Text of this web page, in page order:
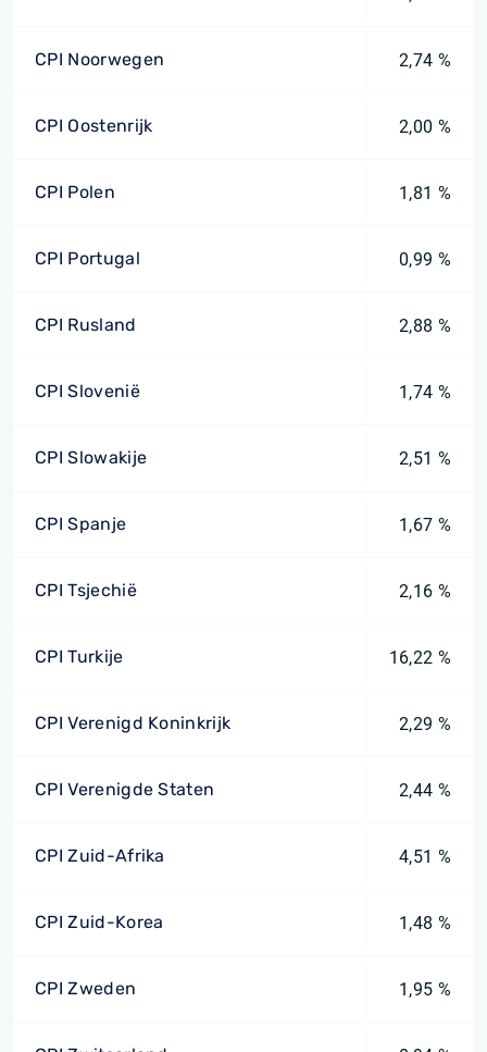
CPI Noorwegen 2,74 %
CPI Oostenrijk 2,00 %
CPI Polen 1,81 %
CPI Portugal 0,99 %
CPI Rusland 2,88 %
CPI Slovenië 1,74 %
CPI Slowakije 2,51 %
CPI Spanje 1,67 %
CPI Tsjechië 2,16 %
CPI Turkije 16,22 %
CPI Verenigd Koninkrijk 2,29 %
CPI Verenigde Staten 2,44 %
CPI Zuid-Afrika 4,51 %
CPI Zuid-Korea 1,48 %
CPI Zweden 1,95 %